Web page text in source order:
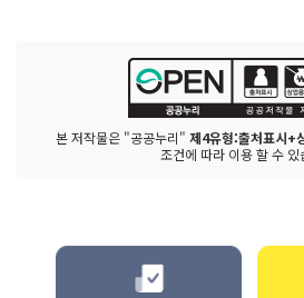
본 저작물은 "공공누리" 제4유형:출처표시+
조건에 따라 이용 할 수 있